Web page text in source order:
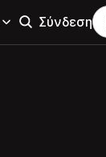
Σύνδεση